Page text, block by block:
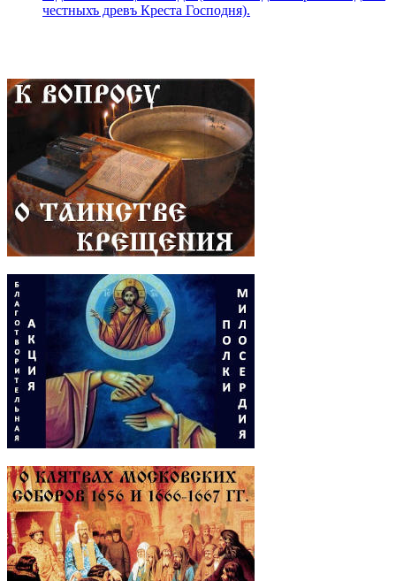
честныхъ древъ Креста Господня).